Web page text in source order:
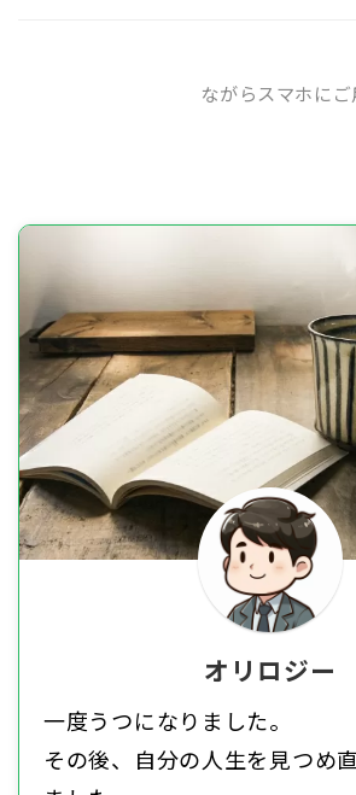
ながらスマホに
オリロジー
一度うつになりました。
その後、自分の人生を見つめ